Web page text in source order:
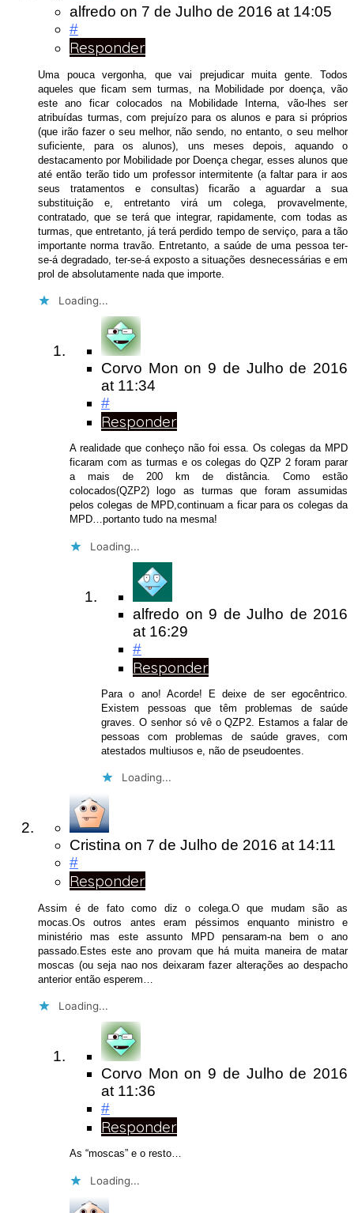
alfredo on 7 de Julho de 2016 at 14:05
#
Responder
Uma pouca vergonha, que vai prejudicar muita gente. Todos
aqueles que ficam sem turmas, na Mobilidade por doença, vão
este ano ficar colocados na Mobilidade Interna, vão-lhes ser
atribuídas turmas, com prejuízo para os alunos e para si próprios
(que irão fazer o seu melhor, não sendo, no entanto, o seu melhor
suficiente, para os alunos), uns meses depois, aquando o
destacamento por Mobilidade por Doença chegar, esses alunos que
até então terão tido um professor intermitente (a faltar para ir aos
seus tratamentos e consultas) ficarão a aguardar a sua
substituição e, entretanto virá um colega, provavelmente,
contratado, que se terá que integrar, rapidamente, com todas as
turmas, que entretanto, já terá perdido tempo de serviço, para a tão
importante norma travão. Entretanto, a saúde de uma pessoa ter-
se-á degradado, ter-se-á exposto a situações desnecessárias e em
prol de absolutamente nada que importe.
Loading...
Corvo Mon on 9 de Julho de 2016
at 11:34
#
Responder
A realidade que conheço não foi essa. Os colegas da MPD
ficaram com as turmas e os colegas do QZP 2 foram parar
a mais de 200 km de distância. Como estão
colocados(QZP2) logo as turmas que foram assumidas
pelos colegas de MPD,continuam a ficar para os colegas da
MPD…portanto tudo na mesma!
Loading...
alfredo on 9 de Julho de 2016
at 16:29
#
Responder
Para o ano! Acorde! E deixe de ser egocêntrico.
Existem pessoas que têm problemas de saúde
graves. O senhor só vê o QZP2. Estamos a falar de
pessoas com problemas de saúde graves, com
atestados multiusos e, não de pseudoentes.
Loading...
Cristina on 7 de Julho de 2016 at 14:11
#
Responder
Assim é de fato como diz o colega.O que mudam são as
mocas.Os outros antes eram péssimos enquanto ministro e
ministério mas este assunto MPD pensaram-na bem o ano
passado.Estes este ano provam que há muita maneira de matar
moscas (ou seja nao nos deixaram fazer alterações ao despacho
anterior então esperem…
Loading...
Corvo Mon on 9 de Julho de 2016
at 11:36
#
Responder
As “moscas” e o resto…
Loading...